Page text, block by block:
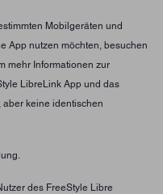
Mobilgeräten und
App nutzen möchten, besuchen
mehr Informationen zur
LibreLink App und das
keine identischen
des FreeStyle Libre